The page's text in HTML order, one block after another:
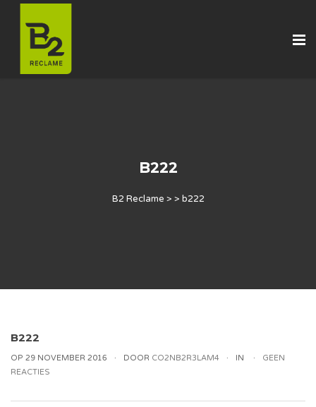
B222
B2 Reclame > > b222
B222
OP 29 NOVEMBER 2016 DOOR CO2NB2R3LAM4 IN
GEEN
REACTIES